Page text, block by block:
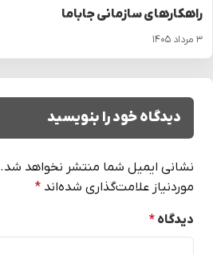
راهکارهای سازمانی جاباما
۳ مرداد ۱۴۰۵
دیدگاه خود را بنویسید
نشانی ایمیل شما منتشر نخواهد شد.
موردنیاز علامت‌گذاری شده‌اند *
دیدگاه *